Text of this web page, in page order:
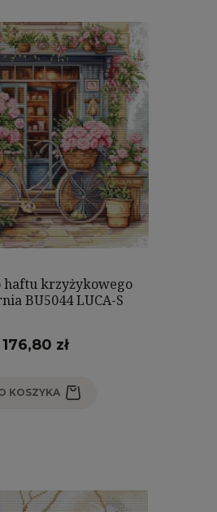
haftu krzyżykowego
BU5044 LUCA-S
176,80 zł
KOSZYKA